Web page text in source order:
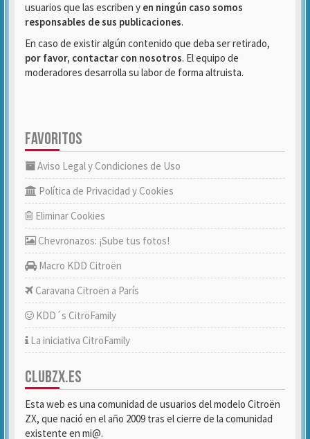
usuarios que las escriben y en ningún caso somos
responsables de sus publicaciones.
En caso de existir algún contenido que deba ser retirado,
por favor, contactar con nosotros. El equipo de
moderadores desarrolla su labor de forma altruista.
FAVORITOS
Aviso Legal y Condiciones de Uso
Política de Privacidad y Cookies
Eliminar Cookies
Chevronazos: ¡Sube tus fotos!
Macro KDD Citroën
Caravana Citroën a París
KDD´s CitröFamily
La iniciativa CitröFamily
CLUBZX.ES
Esta web es una comunidad de usuarios del modelo Citroën
ZX, que nació en el año 2009 tras el cierre de la comunidad
existente en mi@.